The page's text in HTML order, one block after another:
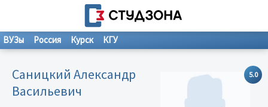
ВУЗы Россия Курск КГУ
5.0
Саницкий Александр
Васильевич